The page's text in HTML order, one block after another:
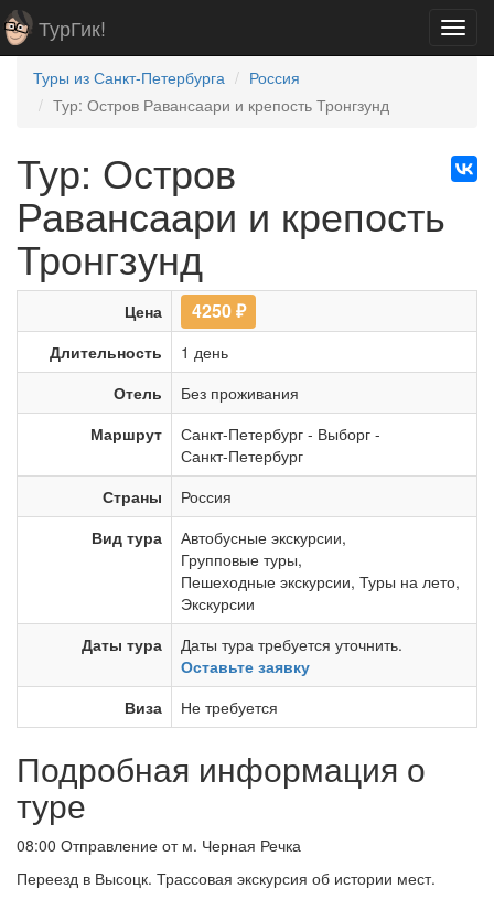
ТурГик!
Туры из Санкт-Петербурга
Россия
Тур: Остров Равансаари и крепость Тронгзунд
Тур: Остров
Равансаари и крепость
Тронгзунд
Цена 4250₽
Длительность
1 день
Отель
Без проживания
Маршрут
Санкт-Петербург - Выборг -
Санкт-Петербург
Страны
Россия
Вид тура
Автобусные экскурсии,
Групповые туры,
Пешеходные экскурсии, Туры на лето,
Экскурсии
Даты тура
Даты тура требуется уточнить.
Оставьте заявку
Виза
Не требуется
Подробная информация о
туре
08:00 Отправление от м. Черная Речка
Переезд в Высоцк. Трассовая экскурсия об истории мест.